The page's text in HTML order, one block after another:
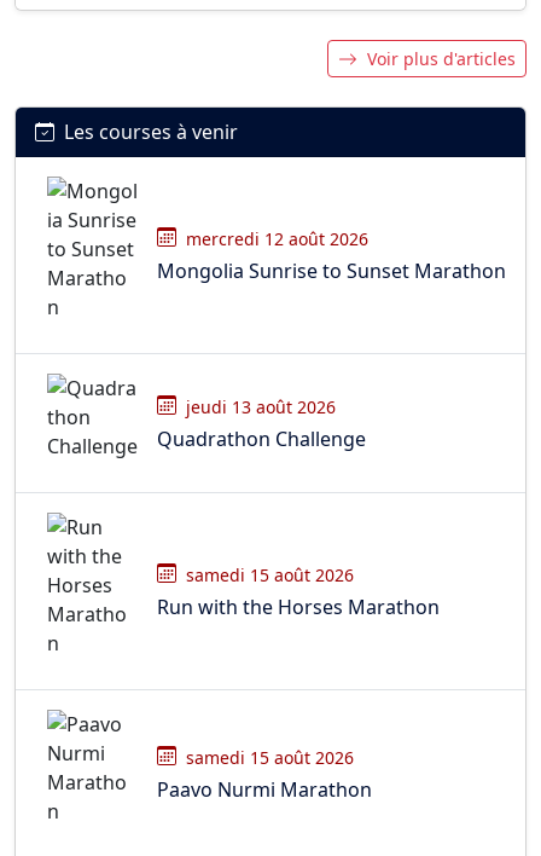
Voir plus d'articles
Les courses à venir
mercredi 12 août 2026
Mongolia Sunrise to Sunset Marathon
jeudi 13 août 2026
Quadrathon Challenge
samedi 15 août 2026
Run with the Horses Marathon
samedi 15 août 2026
Paavo Nurmi Marathon